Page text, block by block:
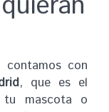
contamos con
, que es el
tu mascota o